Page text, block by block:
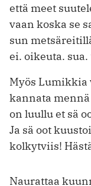
että meet
vaan koska se
sun
ei. oikeuta.
Myös Lumikkia
kannata
on luullu et sä
Ja sä oot
kolkytviis!
Naurattaa